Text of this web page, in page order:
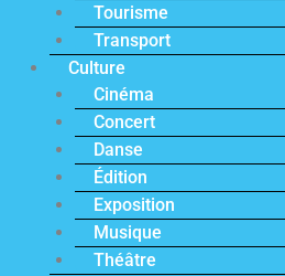
Tourisme
Transport
Culture
Cinéma
Concert
Danse
Édition
Exposition
Musique
Théâtre